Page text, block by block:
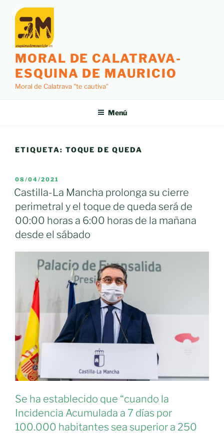
contenido
MORAL DE CALATRAVA-
ESQUINA DE MAURICIO
Moral de Calatrava "te cautiva"
Menú
ETIQUETA: TOQUE DE QUEDA
PUBLICADO
EL
08/04/2021
Castilla-La Mancha prolonga su cierre
perimetral y el toque de queda será de
00:00 horas a 6:00 horas de la mañana
desde el sábado
Se ha establecido que “cuando la
Incidencia Acumulada a 7 días por
100.000 habitantes sea superior a 250